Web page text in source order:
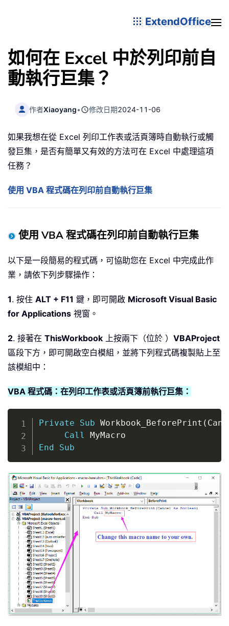
ExtendOffice
如何在 Excel 中於列印前自
動執行巨集？
作者Xiaoyang• 修改日期2024-11-06
如果我想在從 Excel 列印工作表或活頁簿時自動執行或觸
發巨集，是否有簡單又有效的方法可在 Excel 中處理這項
任務？
使用 VBA 程式碼在列印前自動執行巨集
使用 VBA 程式碼在列印前自動執行巨集
以下是一段簡易的程式碼，可協助您在 Excel 中完成此作
業，請依下列步驟操作：
1. 按住 ALT + F11 鍵，即可開啟 Microsoft Visual Basic
for Applications 視窗。
2. 接著在 ThisWorkbook 上按兩下（位於 ） VBAProject
區段下方，即可開啟空白模組，並將下列程式碼複製貼上至
該模組中：
VBA 程式碼：在列印工作表或活頁簿前執行巨集：
Private Sub Workbook_BeforePrint (
Call
End
Sub
Copy